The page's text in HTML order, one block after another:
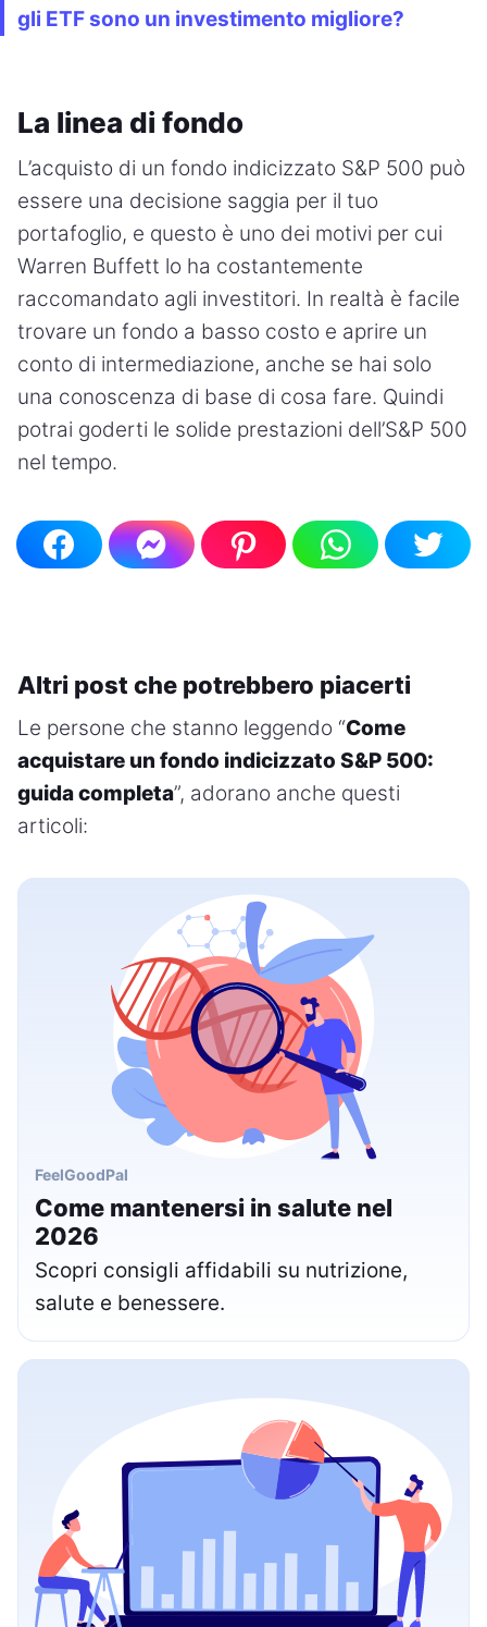
gli ETF sono un investimento migliore?
La linea di fondo
L’acquisto di un fondo indicizzato S&P 500 può
essere una decisione saggia per il tuo
portafoglio, e questo è uno dei motivi per cui
Warren Buffett lo ha costantemente
raccomandato agli investitori. In realtà è facile
trovare un fondo a basso costo e aprire un
conto di intermediazione, anche se hai solo
una conoscenza di base di cosa fare. Quindi
potrai goderti le solide prestazioni dell’S&P 500
nel tempo.
Altri post che potrebbero piacerti
Le persone che stanno leggendo “Come
acquistare un fondo indicizzato S&P 500:
guida completa”, adorano anche questi
articoli:
FeelGoodPal
Come mantenersi in salute nel
2026
Scopri consigli affidabili su nutrizione,
salute e benessere.